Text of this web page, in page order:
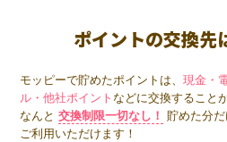
ポイントの交換先
モッピーで貯めたポイントは、現金・
ル・他社ポイントなどに交換すること
なんと 交換制限一切なし！
貯めた分
ご利用いただけます！